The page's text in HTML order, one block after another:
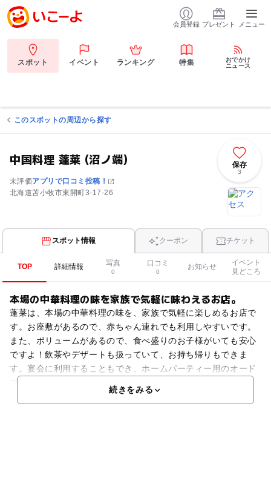
会員登録 プレゼント メニュー
スポット イベント ランキング 特集
おでかけ
ニュース
このスポットの周辺から探す
中国料理 蓬莱 (沼ノ端)
未評価アプリで口コミ投稿！
北海道苫小牧市東開町3-17-26
保存
3
スポット情報 クーポン チケット
TOP 詳細情報 写真
0
口コミ
0
お知らせ
イベント
見どころ
本場の中華料理の味を家族で気軽に味わえるお店。
蓬莱は、本場の中華料理の味を、家族で気軽に楽しめるお店で
す。お座敷があるので、赤ちゃん連れでも利用しやすいです。
また、ボリュームがあるので、食べ盛りのお子様がいても安心
ですよ！飲茶やデザートも扱っていて、お持ち帰りもできま
す。宴会に利用することもでき、ホームパーティー用のオード
続きをみる